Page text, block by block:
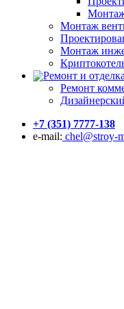
Монтаж
Монтаж
Ремонт и отделка
Ремонт
+7 (351) 7777-138
e-mail: chel@stroy-